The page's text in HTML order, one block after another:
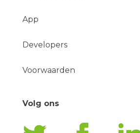
App
Developers
Voorwaarden
Volg ons